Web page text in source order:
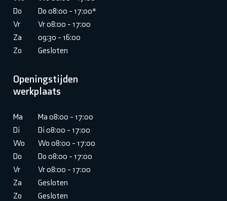
Do
Do 08:00 - 17:00*
Vr
Vr 08:00 - 17:00
Za
09:30 - 16:00
Zo
Gesloten
Openingstijden
werkplaats
Ma
Ma 08:00 - 17:00
Di
Di 08:00 - 17:00
Wo
Wo 08:00 - 17:00
Do
Do 08:00 - 17:00
Vr
Vr 08:00 - 17:00
Za
Gesloten
Zo
Gesloten